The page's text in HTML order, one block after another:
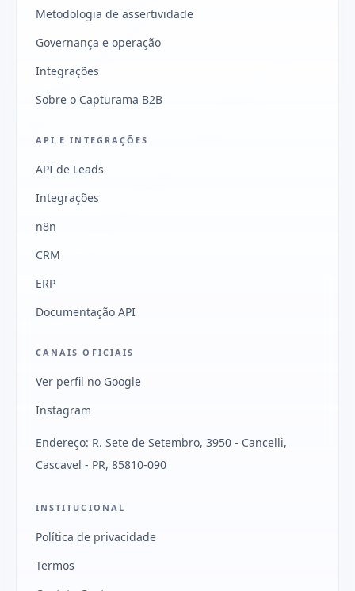
Metodologia de assertividade
Governança e operação
Integrações
Sobre o Capturama B2B
API E INTEGRAÇÕES
API de Leads
Integrações
n8n
CRM
ERP
Documentação API
CANAIS OFICIAIS
Ver perfil no Google
Instagram
Endereço: R. Sete de Setembro, 3950 - Cancelli,
Cascavel - PR, 85810-090
INSTITUCIONAL
Política de privacidade
Termos